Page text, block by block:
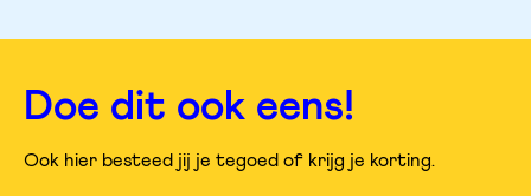
pagina
facebook
pagina
twitter
pagina
whatsapp
Doe dit ook eens!
Ook hier besteed jij je tegoed of krijg je korting.